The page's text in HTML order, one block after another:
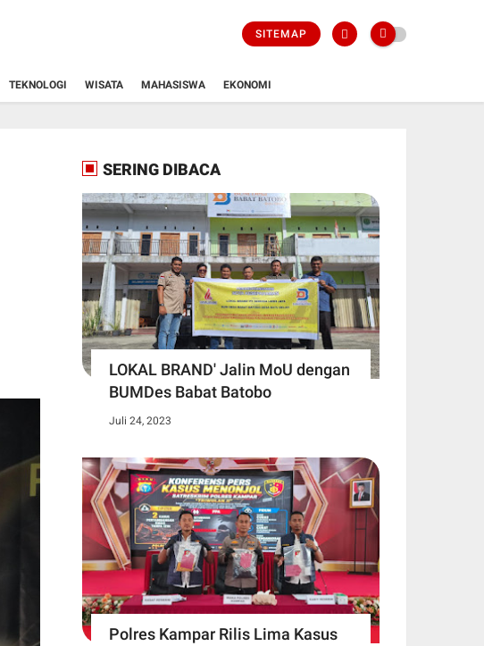
SITEMAP
TEKNOLOGI WISATA MAHASISWA EKONOMI
SERING DIBACA
LOKAL BRAND' Jalin MoU dengan
BUMDes Babat Batobo
Juli 24, 2023
Polres Kampar Rilis Lima Kasus